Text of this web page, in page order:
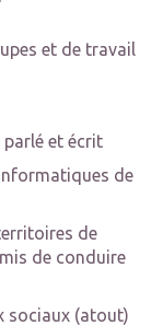
et de travail
et écrit
de
de
de conduire
sociaux (atout)